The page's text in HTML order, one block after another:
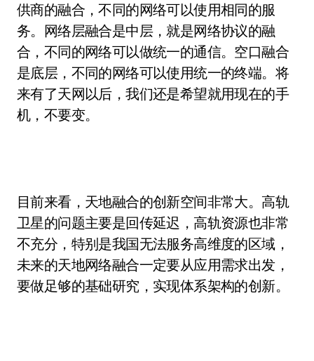
供商的融合，不同的网络可以使用相同的服
务。网络层融合是中层，就是网络协议的融
合，不同的网络可以做统一的通信。空口融合
是底层，不同的网络可以使用统一的终端。将
来有了天网以后，我们还是希望就用现在的手
机，不要变。
目前来看，天地融合的创新空间非常大。高轨
卫星的问题主要是回传延迟，高轨资源也非常
不充分，特别是我国无法服务高维度的区域，
未来的天地网络融合一定要从应用需求出发，
要做足够的基础研究，实现体系架构的创新。